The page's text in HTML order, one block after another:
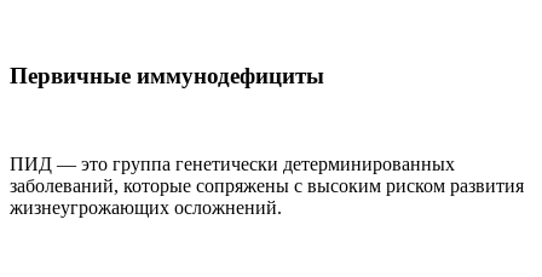
Первичные иммунодефициты
ПИД — это группа генетически детерминированных
заболеваний, которые сопряжены с высоким риском развития
жизнеугрожающих осложнений.